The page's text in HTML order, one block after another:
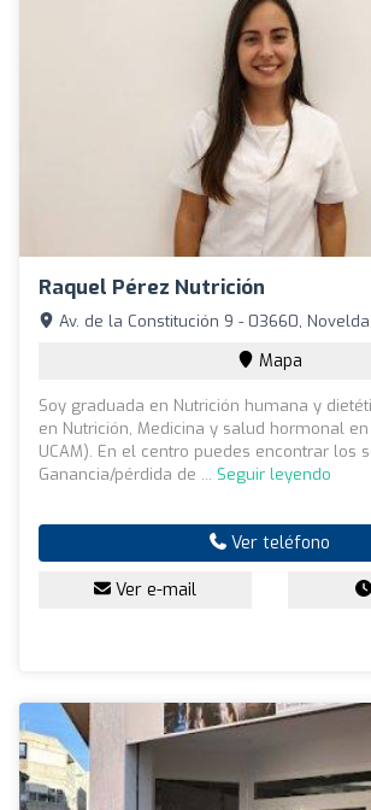
Raquel Pérez Nutrición
Av. de la Constitución 9 - 03660, Novelda
Mapa
Soy graduada en Nutrición humana y
en Nutrición, Medicina y salud hormonal en
UCAM). En el centro puedes encontrar los
Ganancia/pérdida de ... Seguir leyendo
Ver teléfono
Ver e-mail